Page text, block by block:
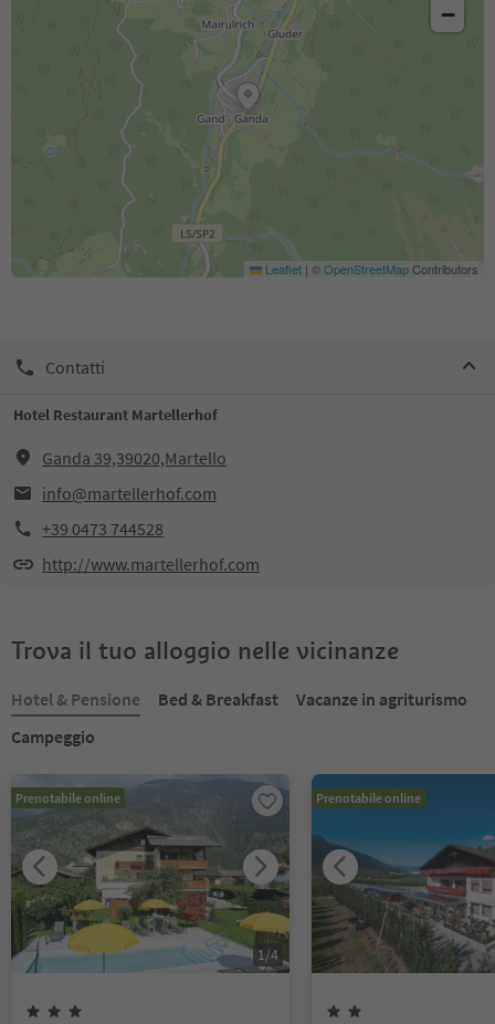
−
Leaflet | ©OpenStreetMapContributors
Contatti
Hotel Restaurant Martellerhof
Ganda 39,39020,Martello
info@martellerhof.com
+39 0473 744528
http://www.martellerhof.com
Trova il tuo alloggio nelle vicinanze
Hotel & Pensione Bed & Breakfast
Vacanze in agriturismo
Campeggio
Prenotabile online
1/4
Prenotabile online